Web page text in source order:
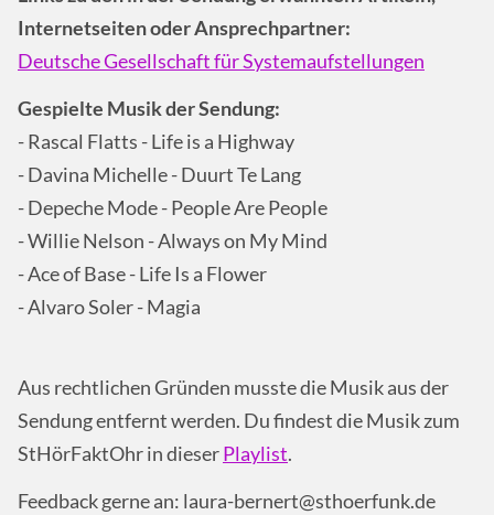
Internetseiten oder Ansprechpartner:
Deutsche Gesellschaft für Systemaufstellungen
Gespielte Musik der Sendung:
- Rascal Flatts - Life is a Highway
- Davina Michelle - Duurt Te Lang
- Depeche Mode - People Are People
- Willie Nelson - Always on My Mind
- Ace of Base - Life Is a Flower
- Alvaro Soler - Magia
Aus rechtlichen Gründen musste die Musik aus der
Sendung entfernt werden. Du findest die Musik zum
StHörFaktOhr in dieserPlaylist.
Feedback gerne an: laura-bernert@sthoerfunk.de